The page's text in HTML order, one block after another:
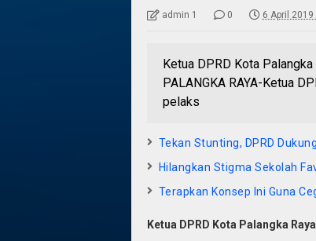
admin 1 0 6 April 2019
Ketua DPRD Kota
PALANGKA RAYA-Ketua
pelaks
Tekan Stunting, DPRD
Hilangkan Stigma Sekolah
Terapkan Konsep Ini Guna
Ketua DPRD Kota Palangka